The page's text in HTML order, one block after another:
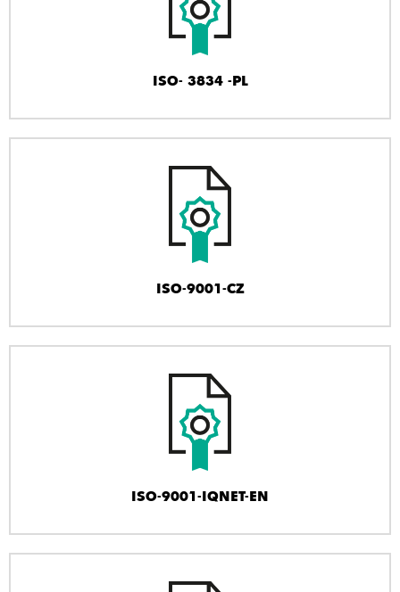
ISO- 3834 -PL
ISO-9001-CZ
ISO-9001-IQNET-EN